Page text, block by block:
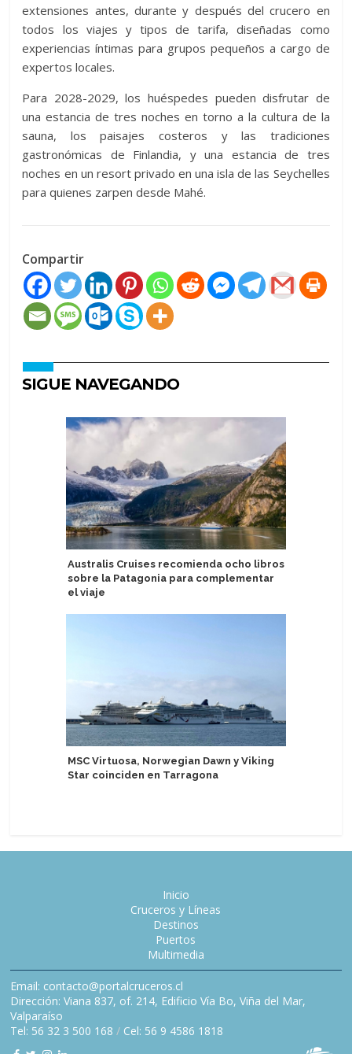
extensiones antes, durante y después del crucero en
todos los viajes y tipos de tarifa, diseñadas como
experiencias íntimas para grupos pequeños a cargo de
expertos locales.
Para 2028-2029, los huéspedes pueden disfrutar de
una estancia de tres noches en torno a la cultura de la
sauna, los paisajes costeros y las tradiciones
gastronómicas de Finlandia, y una estancia de tres
noches en un resort privado en una isla de las Seychelles
para quienes zarpen desde Mahé.
Compartir
SIGUE NAVEGANDO
Australis Cruises recomienda ocho libros
sobre la Patagonia para complementar
el viaje
MSC Virtuosa, Norwegian Dawn y Viking
Star coinciden en Tarragona
Inicio
Cruceros y Líneas
Destinos
Puertos
Multimedia
Email: contacto@portalcruceros.cl
Dirección: Viana 837, of. 214, Edificio Vía Bo, Viña del Mar,
Valparaíso
Tel: 56 32 3 500 168 / Cel: 56 9 4586 1818